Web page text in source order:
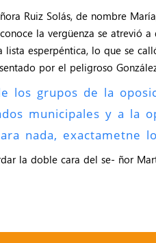
Ruiz Solás, de nombre
la vergüenza se
esperpéntica, lo que se
por el peligroso
los grupos de la
municipales y a la
nada, exactametne
la doble cara del se- ñor